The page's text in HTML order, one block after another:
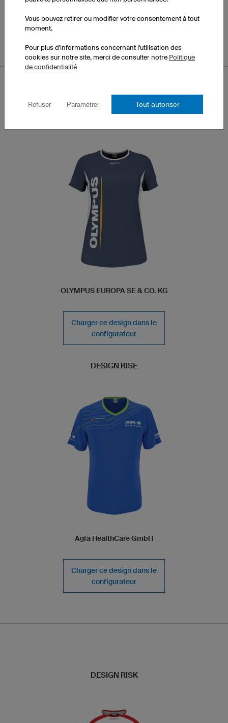
OLYMPUS EUROPA SE & CO. KG
Charger ce design dans le
configurateur
DESIGN RISE
Agfa HealthCare GmbH
Charger ce design dans le
configurateur
DESIGN RISK
Vous pouvez retirer ou modifier votre consentement à tout
moment.
Pour plus d'informations concernant l'utilisation des
cookies sur notre site, merci de consulter notre Politique
de confidentialité
Refuser Paramétrer Tout autoriser